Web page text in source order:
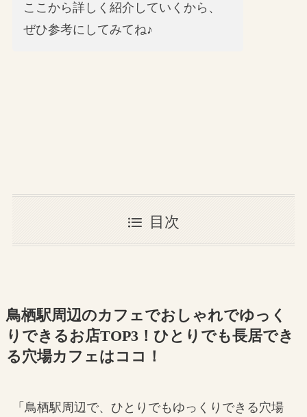
ここから詳しく紹介していくから、
ぜひ参考にしてみてね♪
目次
鳥栖駅周辺のカフェでおしゃれでゆっく
りできるお店TOP3！ひとりでも長居でき
る穴場カフェはココ！
「鳥栖駅周辺で、ひとりでもゆっくりできる穴場